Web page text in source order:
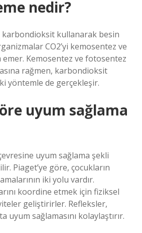
nedir?
karbondioksit kullanarak besin
CO2’yi kemosentez ve
Kemosentez ve fotosentez
rağmen, karbondioksit
yöntemle de gerçekleşir.
uyum sağlama
uyum sağlama şekli
Piaget’ye göre, çocukların
iki yolu vardır.
koordine etmek için fiziksel
geliştirirler. Refleksler,
uyum sağlamasını kolaylaştırır.